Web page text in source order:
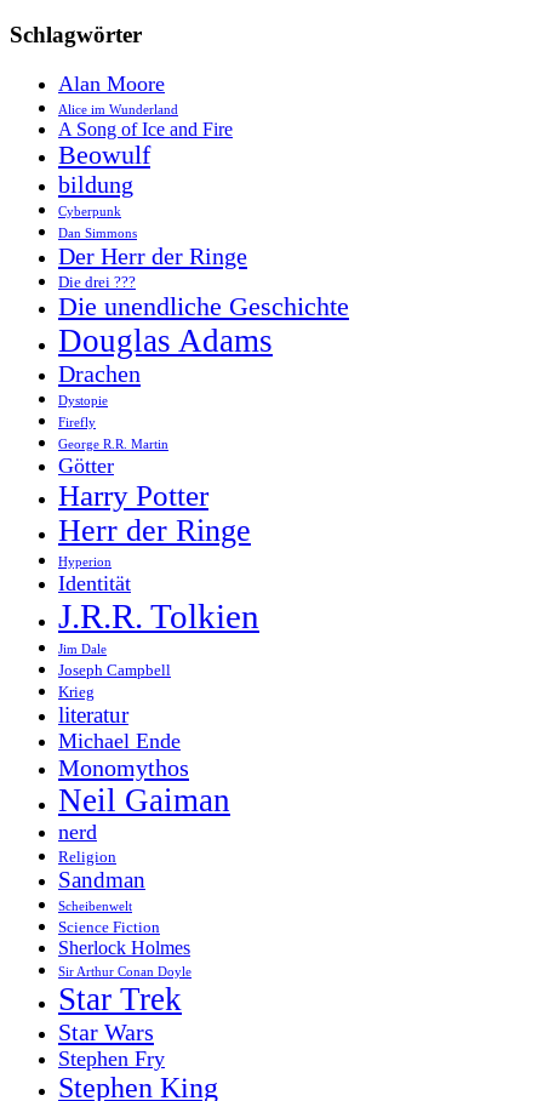
Schlagwörter
Alan Moore
Alice im Wunderland
A Song of Ice and Fire
Beowulf
bildung
Cyberpunk
Dan Simmons
Der Herr der Ringe
Die drei ???
Die unendliche Geschichte
Douglas Adams
Drachen
Dystopie
Firefly
George R.R. Martin
Götter
Harry Potter
Herr der Ringe
Hyperion
Identität
J.R.R. Tolkien
Jim Dale
Joseph Campbell
Krieg
literatur
Michael Ende
Monomythos
Neil Gaiman
nerd
Religion
Sandman
Scheibenwelt
Science Fiction
Sherlock Holmes
Sir Arthur Conan Doyle
Star Trek
Star Wars
Stephen Fry
Stephen King